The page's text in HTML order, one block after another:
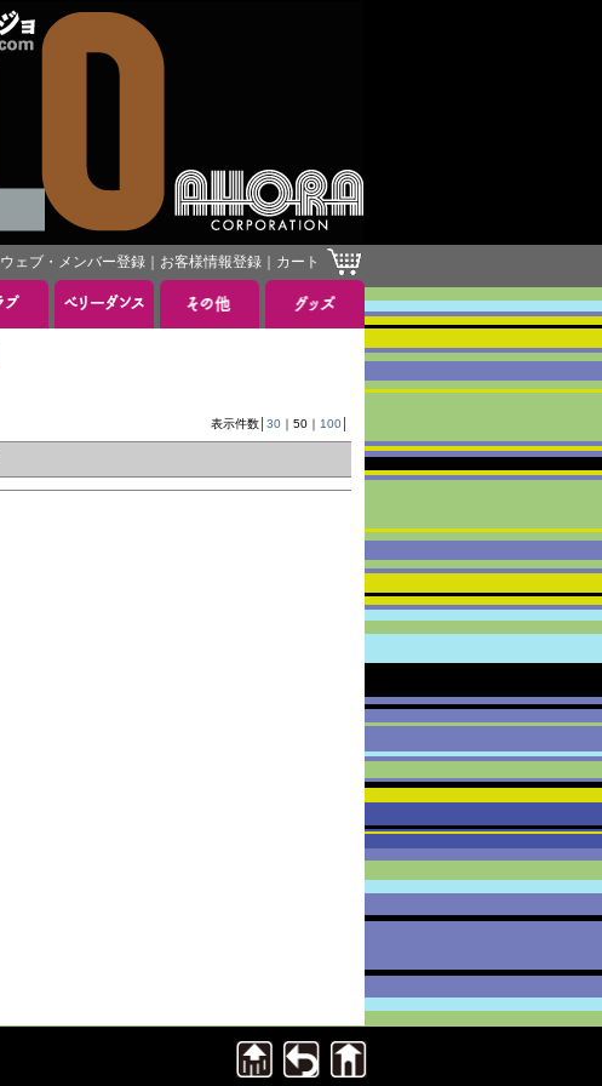
ウェブ・メンバー登録 お客様情報登録 カート
表示件数│ 30 ｜ 50 ｜ 100